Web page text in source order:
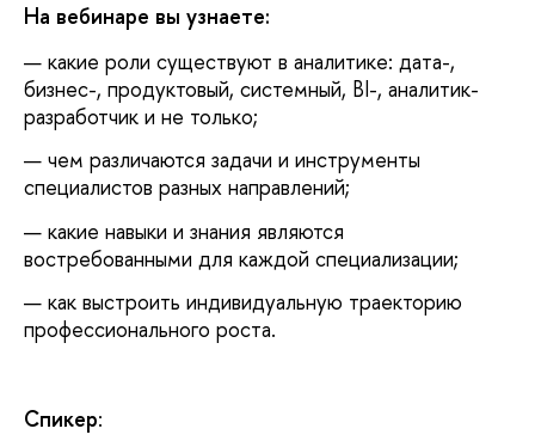
На вебинаре вы узнаете:
какие роли существуют в аналитике: дата-,
бизнес-, продуктовый, системный, BI-, аналитик-
разработчик и не только;
чем различаются задачи и инструменты
специалистов разных направлений;
какие навыки и знания являются
востребованными для каждой специализации;
как выстроить индивидуальную траекторию
профессионального роста.
Спикер: